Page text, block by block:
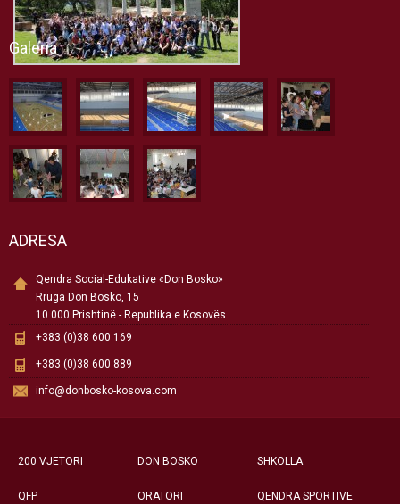
Galeria
ADRESA
Qendra Social-Edukative «Don Bosko»
Rruga Don Bosko, 15
10 000 Prishtinë - Republika e Kosovës
+383 (0)38 600 169
+383 (0)38 600 889
info@donbosko-kosova.com
200 VJETORI DON BOSKO SHKOLLA
QFP ORATORI QENDRA SPORTIVE